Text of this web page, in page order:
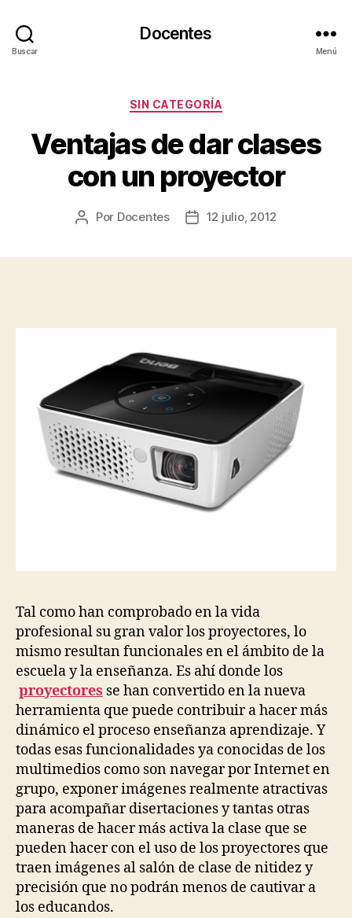
Buscar
Docentes
Menú
Categorías
SIN CATEGORÍA
Ventajas de dar clases
con un proyector
Autor
Por Docentes
Fecha12 julio, 2012
Tal como han comprobado en la vida
profesional su gran valor los proyectores, lo
mismo resultan funcionales en el ámbito de la
escuela y la enseñanza. Es ahí donde los
proyectores se han convertido en la nueva
herramienta que puede contribuir a hacer más
dinámico el proceso enseñanza aprendizaje. Y
todas esas funcionalidades ya conocidas de los
multimedios como son navegar por Internet en
grupo, exponer imágenes realmente atractivas
para acompañar disertaciones y tantas otras
maneras de hacer más activa la clase que se
pueden hacer con el uso de los proyectores que
traen imágenes al salón de clase de nitidez y
precisión que no podrán menos de cautivar a
los educandos.